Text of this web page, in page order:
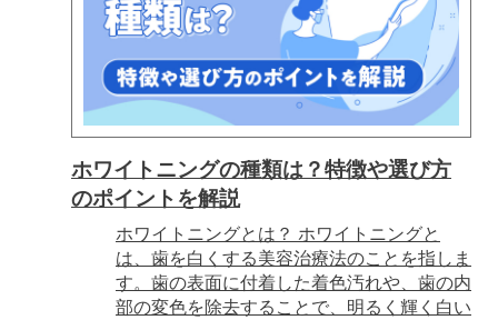
ホワイトニングの種類は？特徴や選び方
のポイントを解説
ホワイトニングとは？ ホワイトニングと
は、歯を白くする美容治療法のことを指しま
す。歯の表面に付着した着色汚れや、歯の内
部の変色を除去することで、明るく輝く白い